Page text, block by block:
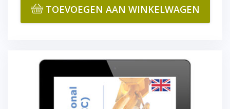
TOEVOEGEN AAN WINKELWAGEN